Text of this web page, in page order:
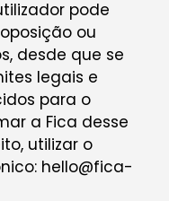
pode
ou
desde que se
legais e
para o
a Fica desse
utilizar o
hello@fica-